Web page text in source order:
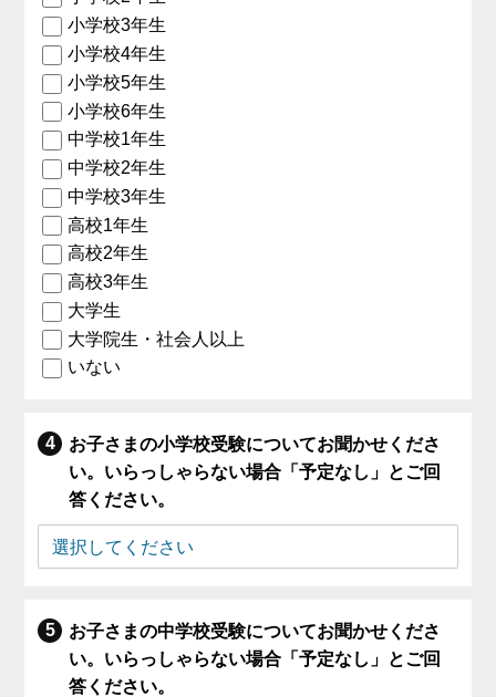
小学校3年生
小学校4年生
小学校5年生
小学校6年生
中学校1年生
中学校2年生
中学校3年生
高校1年生
高校2年生
高校3年生
大学生
大学院生・社会人以上
いない
お子さまの小学校受験についてお聞かせくださ
い。いらっしゃらない場合「予定なし」とご回
答ください。
お子さまの中学校受験についてお聞かせくださ
い。いらっしゃらない場合「予定なし」とご回
答ください。